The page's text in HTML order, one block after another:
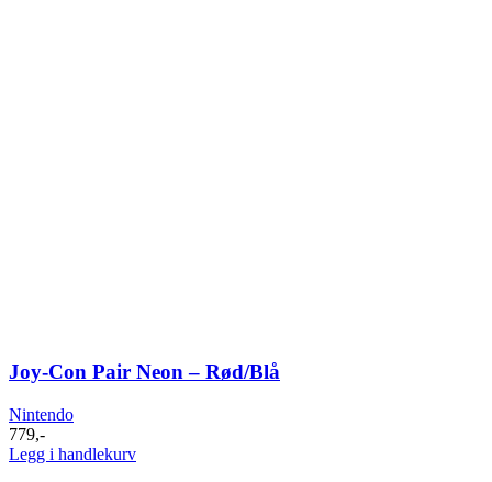
Joy-Con Pair Neon – Rød/Blå
Nintendo
779,-
Legg i handlekurv